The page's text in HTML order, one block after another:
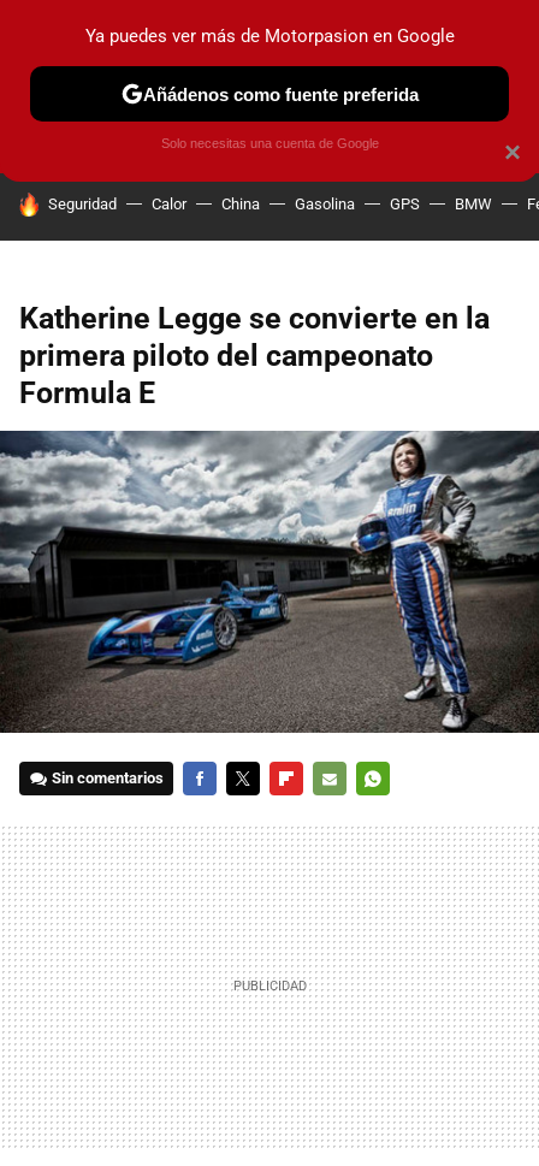
PRUEBAS COCHES ELÉCTRICOS OBSERVATORIO
HOY SE HABLA DE
Seguridad Calor China Gasolina GPS BMW
Katherine Legge se convierte en la
primera piloto del campeonato
Formula E
Sin comentarios
MAIL
×
Ya puedes ver más de Motorpasion en Google
Añádenos como fuente preferida
Solo necesitas una cuenta de Google